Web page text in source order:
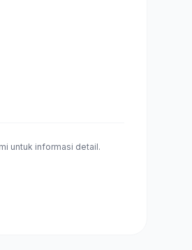
untuk informasi detail.